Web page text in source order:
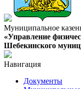
Муниципальное
«Управление
Шебекинского
Навигация
Документы